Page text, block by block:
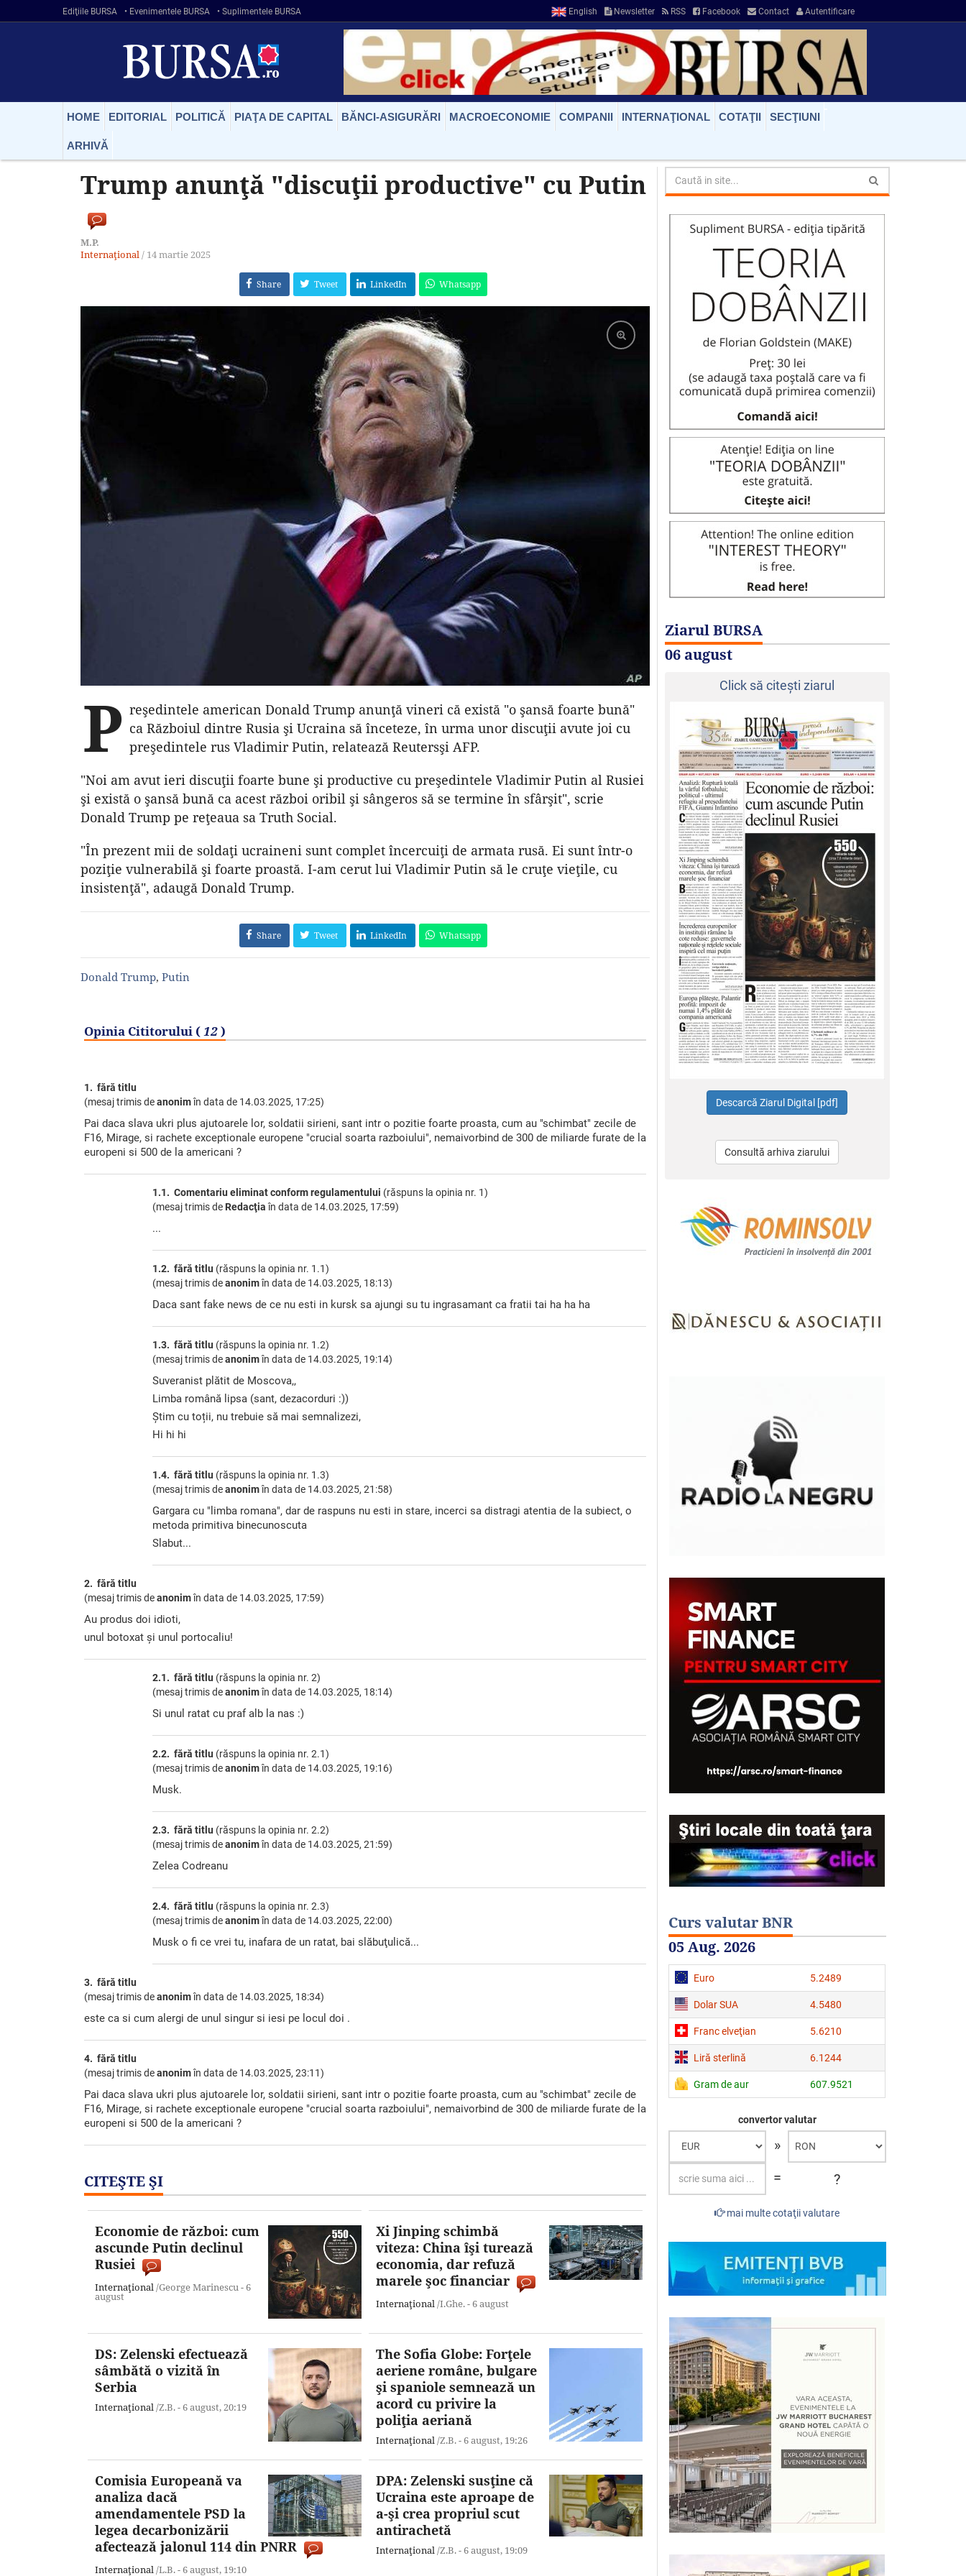
Ediţiile BURSA • Evenimentele BURSA • Suplimentele BURSA English Newsletter RSS Facebook Contact Autentificare
HOME EDITORIAL POLITICĂ PIAŢA DE CAPITAL BĂNCI-ASIGURĂRI MACROECONOMIE COMPANII INTERNAŢIONAL COTAŢII SECŢIUNI
ARHIVĂ
Trump anunţă "discuţii productive" cu Putin
M.P.
Internaţional / 14 martie 2025
Share Tweet LinkedIn Whatsapp
P reşedintele american Donald Trump anunţă vineri că există "o şansă foarte bună"
ca Războiul dintre Rusia şi Ucraina să înceteze, în urma unor discuţii avute joi cu
preşedintele rus Vladimir Putin, relatează Reutersşi AFP.
"Noi am avut ieri discuţii foarte bune şi productive cu preşedintele Vladimir Putin al Rusiei
şi există o şansă bună ca acest război oribil şi sângeros să se termine în sfârşit", scrie
Donald Trump pe reţeaua sa Truth Social.
"În prezent mii de soldaţi ucraineni sunt complet încercuiţi de armata rusă. Ei sunt într-o
poziţie vulnerabilă şi foarte proastă. I-am cerut lui Vladimir Putin să le cruţe vieţile, cu
insistenţă", adaugă Donald Trump.
Share Tweet LinkedIn Whatsapp
Donald Trump, Putin
Opinia Cititorului (12)
1. fără titlu
(mesaj trimis deanonimîn data de 14.03.2025, 17:25)
Pai daca slava ukri plus ajutoarele lor, soldatii sirieni, sant intr o pozitie foarte proasta, cum au "schimbat" zecile de
F16, Mirage, si rachete exceptionale europene "crucial soarta razboiului", nemaivorbind de 300 de miliarde furate de la
europeni si 500 de la americani ?
1.1. Comentariu eliminat conform regulamentului (răspuns la opinia nr. 1)
(mesaj trimis de Redacţia în data de 14.03.2025, 17:59)
...
1.2. fără titlu (răspuns la opinia nr. 1.1)
(mesaj trimis deanonimîn data de 14.03.2025, 18:13)
Daca sant fake news de ce nu esti in kursk sa ajungi su tu ingrasamant ca fratii tai ha ha ha
1.3. fără titlu (răspuns la opinia nr. 1.2)
(mesaj trimis deanonimîn data de 14.03.2025, 19:14)
Suveranist plătit de Moscova,,
Limba română lipsa (sant, dezacorduri :))
Știm cu toții, nu trebuie să mai semnalizezi,
Hi hi hi
1.4. fără titlu (răspuns la opinia nr. 1.3)
(mesaj trimis deanonimîn data de 14.03.2025, 21:58)
Gargara cu "limba romana", dar de raspuns nu esti in stare, incerci sa distragi atentia de la subiect, o
metoda primitiva binecunoscuta
Slabut...
2. fără titlu
(mesaj trimis deanonimîn data de 14.03.2025, 17:59)
Au produs doi idioti,
unul botoxat și unul portocaliu!
2.1. fără titlu (răspuns la opinia nr. 2)
(mesaj trimis deanonimîn data de 14.03.2025, 18:14)
Si unul ratat cu praf alb la nas :)
2.2. fără titlu (răspuns la opinia nr. 2.1)
(mesaj trimis deanonimîn data de 14.03.2025, 19:16)
Musk.
2.3. fără titlu (răspuns la opinia nr. 2.2)
(mesaj trimis deanonimîn data de 14.03.2025, 21:59)
Zelea Codreanu
2.4. fără titlu (răspuns la opinia nr. 2.3)
(mesaj trimis deanonimîn data de 14.03.2025, 22:00)
Musk o fi ce vrei tu, inafara de un ratat, bai slăbuţulică...
3. fără titlu
(mesaj trimis deanonimîn data de 14.03.2025, 18:34)
este ca si cum alergi de unul singur si iesi pe locul doi .
4. fără titlu
(mesaj trimis deanonimîn data de 14.03.2025, 23:11)
Pai daca slava ukri plus ajutoarele lor, soldatii sirieni, sant intr o pozitie foarte proasta, cum au "schimbat" zecile de
F16, Mirage, si rachete exceptionale europene "crucial soarta razboiului", nemaivorbind de 300 de miliarde furate de la
europeni si 500 de la americani ?
CITEŞTE ŞI
Economie de război: cum
ascunde Putin declinul
Rusiei
Internaţional/George Marinescu -6
august
Xi Jinping schimbă
viteza: China îşi turează
economia, dar refuză
marele şoc financiar
Internaţional/I.Ghe. -6 august
DS: Zelenski efectuează
sâmbătă o vizită în
Serbia
Internaţional/Z.B. -6 august,20:19
The Sofia Globe: Forţele
aeriene române, bulgare
şi spaniole semnează un
acord cu privire la
poliţia aeriană
Internaţional/Z.B. -6 august, 19:26
Comisia Europeană va
analiza dacă
amendamentele PSD la
legea decarbonizării
afectează jalonul 114 din PNRR
Internaţional/L.B. -6 august, 19:10
DPA: Zelenski susţine că
Ucraina este aproape de
a-şi crea propriul scut
antirachetă
Internaţional/Z.B. -6 august, 19:09
Ziarul BURSA
06 august
Click să citeşti ziarul
Consultă arhiva ziarului
Curs valutar BNR
05 Aug. 2026
Euro 5.2489
Dolar SUA 4.5480
Franc elveţian 5.6210
Liră sterlină 6.1244
Gram de aur 607.9521
convertor valutar
»
=
?
mai multe cotaţii valutare